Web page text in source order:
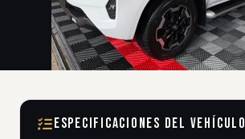
Especificaciones del Vehículo